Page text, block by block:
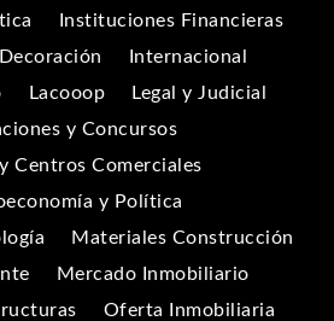
Instituciones Financieras
Internacional
Lacooop
Legal y Judicial
y Concursos
Centros Comerciales
y Política
Materiales Construcción
Mercado Inmobiliario
Oferta Inmobiliaria